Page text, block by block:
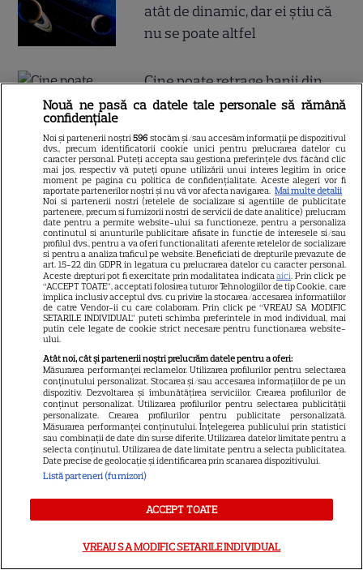
atât de dinamic, dar ei știu că
nu se poate altfel
Cine poate retrage banii din
contul unei persoane
Cum coci vinetele la bloc, fără
să umpli casa de fum
și cum se utilizează
ALTE ARTICOLE
INTERESANTE
Nouă ne pasă ca datele tale personale să rămână
confidențiale
Noi și partenerii noștri596 stocăm și/sau accesăm informații pe dispozitivul
dvs., precum identificatorii cookie unici pentru prelucrarea datelor cu
caracter personal. Puteți accepta sau gestiona preferințele dvs. făcând clic
mai jos, respectiv vă puteți opune utilizării unui interes legitim în orice
moment pe pagina cu politica de confidențialitate. Aceste alegeri vor fi
raportate partenerilor noștri și nu vă vor afecta navigarea. Mai multe detalii
Noi si partenerii nostri (retelele de socializare si agentiile de publicitate
partenere, precum si furnizorii nostri de servicii de date analitice) prelucram
date pentru a permite website-ului sa functioneze, pentru a personaliza
continutul si anunturile publicitare afisate in functie de interesele si/sau
profilul dvs., pentru a va oferi functionalitati aferente retelelor de socializare
si pentru a analiza traficul pe website. Beneficiati de drepturile prevazute de
art. 15-22 din GDPR in legatura cu prelucrarea datelor cu caracter personal.
Aceste drepturi pot fi exercitate prin modalitatea indicataaici. Prin click pe
“ACCEPT TOATE”, acceptati folosirea tuturor Tehnologiilor de tip Cookie, care
implica inclusiv acceptul dvs. cu privire la stocarea/accesarea informatiilor
de catre Vendor-ii cu care colaboram. Prin click pe “VREAU SA MODIFIC
SETARILE INDIVIDUAL” puteti schimba preferintele in mod individual, mai
putin cele legate de cookie strict necesare pentru functionarea website-
ului.
Atât noi, cât și partenerii noștri prelucrăm datele pentru a oferi:
Măsurarea performanței reclamelor. Utilizarea profilurilor pentru selectarea
conținutului personalizat. Stocarea și/sau accesarea informațiilor de pe un
dispozitiv. Dezvoltarea și îmbunătățirea serviciilor. Crearea profilurilor de
conținut personalizat. Utilizarea profilurilor pentru selectarea publicității
personalizate. Crearea profilurilor pentru publicitate personalizată.
Măsurarea performanței conținutului. Înțelegerea publicului prin statistici
sau combinații de date din surse diferite. Utilizarea datelor limitate pentru a
selecta conținutul. Utilizarea de date limitate pentru a selecta publicitatea.
Date precise de geolocație și identificarea prin scanarea dispozitivului.
Listă parteneri (furnizori)
ACCEPT TOATE
VREAU SA MODIFIC SETARILE INDIVIDUAL